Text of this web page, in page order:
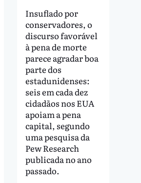
Insuflado por
conservadores, o
discurso favorável
à pena de morte
parece agradar boa
parte dos
estadunidenses:
seis em cada dez
cidadãos nos EUA
apoiam a pena
capital, segundo
uma pesquisa da
Pew Research
publicada no ano
passado.